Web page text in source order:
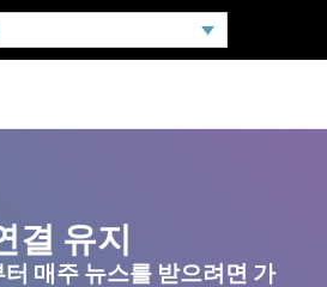
결 유지
매주 뉴스를 받으려면 가